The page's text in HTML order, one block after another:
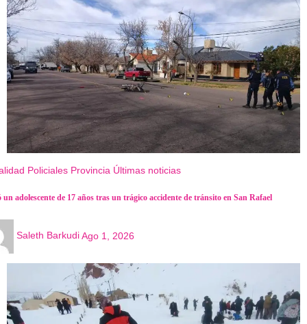
Policiales Provincia Últimas noticias
adolescente de 17 años tras un trágico accidente de tránsito en San Rafael
Saleth BarkudiAgo 1, 2026